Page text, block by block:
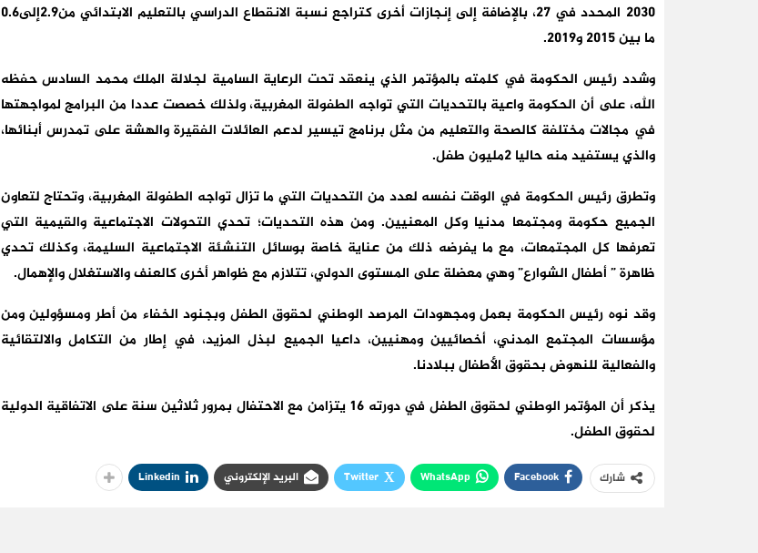
2030 المحدد في 27، بالإضافة إلى إنجازات أخرى كتراجع نسبة الانقطاع الدراسي بالتعليم الابتدائي من2.9إلى0.6
ما بين 2015 و2019.
وشدد رئيس الحكومة في كلمته بالمؤتمر الذي ينعقد تحت الرعاية السامية لجلالة الملك محمد السادس حفظه
الله، على أن الحكومة واعية بالتحديات التي تواجه الطفولة المغربية، ولذلك خصصت عددا من البرامج لمواجهتها
في مجالات مختلفة كالصحة والتعليم من مثل برنامج تيسير لدعم العائلات الفقيرة والهشة على تمدرس أبنائها،
والذي يستفيد منه حاليا 2مليون طفل.
وتطرق رئيس الحكومة في الوقت نفسه لعدد من التحديات التي ما تزال تواجه الطفولة المغربية، وتحتاج لتعاون
الجميع حكومة ومجتمعا مدنيا وكل المعنيين. ومن هذه التحديات؛ تحدي التحولات الاجتماعية والقيمية التي
تعرفها كل المجتمعات، مع ما يفرضه ذلك من عناية خاصة بوسائل التنشئة الاجتماعية السليمة، وكذلك تحدي
ظاهرة ” أطفال الشوارع” وهي معضلة على المستوى الدولي، تتلازم مع ظواهر أخرى كالعنف والاستغلال والإهمال.
وقد نوه رئيس الحكومة بعمل ومجهودات المرصد الوطني لحقوق الطفل وبجنود الخفاء من أطر ومسؤولين ومن
مؤسسات المجتمع المدني، أخصائيين ومهنيين، داعيا الجميع لبذل المزيد، في إطار من التكامل والالتقائية
والفعالية للنهوض بحقوق الأطفال ببلادنا.
يذكر أن المؤتمر الوطني لحقوق الطفل في دورته 16 يتزامن مع الاحتفال بمرور ثلاثين سنة على الاتفاقية الدولية
لحقوق الطفل.
شارك Facebook
WhatsApp
Twitter البريد الإلكتروني Linkedin